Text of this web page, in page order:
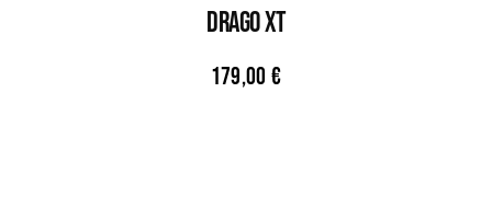
DRAGO XT
179,00 €